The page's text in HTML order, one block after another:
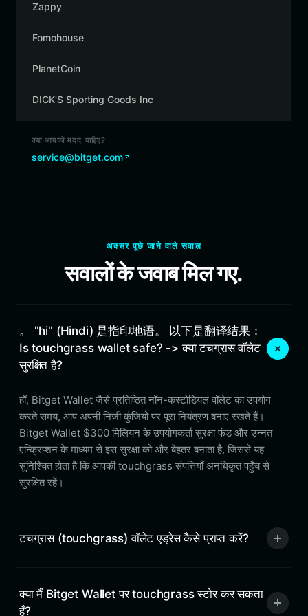
Zappy
Fomohouse
PlanetCoin
DICK'S Sporting Goods Inc
क्या आपको मदद चाहिए?
service@bitget.com
अक्सर पूछे जाने वाले सवाल
सवालों के जवाब मिल गए.
。 "hi" (Hindi) 是指印地语。 以下是翻译结果：
Is touchgrass wallet safe? -> क्या टचग्रास वॉलेट
सुरक्षित है?
हाँ, Bitget Wallet जैसे प्रतिष्ठित नॉन-कस्टोडियल वॉलेट का उपयोग
करते समय, आप अपनी निजी कुंजियों पर पूरा नियंत्रण बनाए रखते हैं।
Bitget Wallet $300 मिलियन के उपयोगकर्ता सुरक्षा फंड और उन्नत
एन्क्रिप्शन के माध्यम से इस सुरक्षा को और बेहतर बनाता है, जिससे यह
सुनिश्चित होता है कि आपकी touchgrass संपत्तियाँ अनधिकृत पहुँच से
सुरक्षित रहें।
टचग्रास (touchgrass) वॉलेट एड्रेस कैसे प्राप्त करें?
क्या मैं Bitget Wallet पर touchgrass स्टोर कर सकता
हूँ?